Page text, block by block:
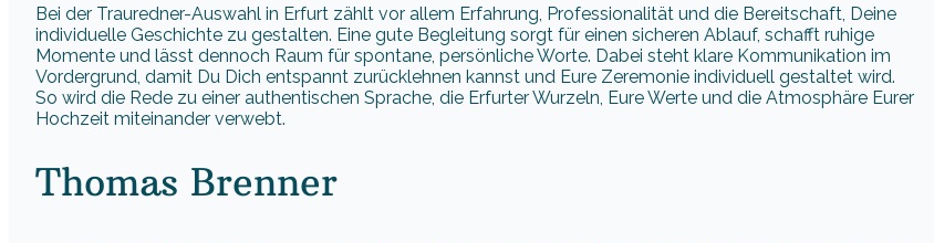
Bei der Trauredner-Auswahl in Erfurt zählt vor allem Erfahrung, Professionalität und die Bereitschaft, Deine
individuelle Geschichte zu gestalten. Eine gute Begleitung sorgt für einen sicheren Ablauf, schafft ruhige
Momente und lässt dennoch Raum für spontane, persönliche Worte. Dabei steht klare Kommunikation im
Vordergrund, damit Du Dich entspannt zurücklehnen kannst und Eure Zeremonie individuell gestaltet wird.
So wird die Rede zu einer authentischen Sprache, die Erfurter Wurzeln, Eure Werte und die Atmosphäre Eurer
Hochzeit miteinander verwebt.
Thomas Brenner